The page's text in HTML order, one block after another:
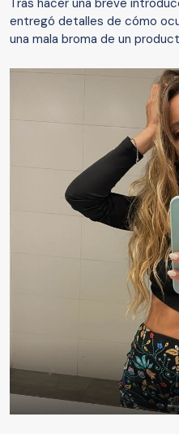
Tras hacer una breve
entregó detalles de cómo
una mala broma de un